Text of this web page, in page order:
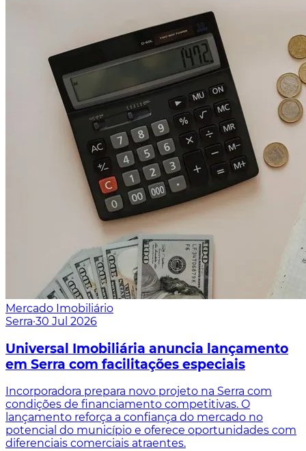
Mercado Imobiliário
Serra·30 Jul 2026
Universal Imobiliária anuncia lançamento
em Serra com facilitações especiais
Incorporadora prepara novo projeto na Serra com
condições de financiamento competitivas. O
lançamento reforça a confiança do mercado no
potencial do município e oferece oportunidades com
diferenciais comerciais atraentes.